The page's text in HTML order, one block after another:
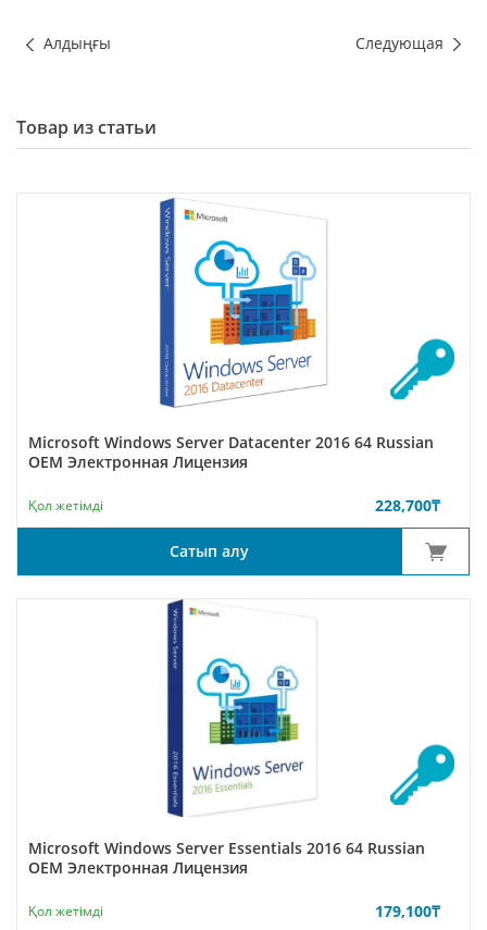
Алдыңғы Следующая
Товар из статьи
Microsoft Windows Server Datacenter 2016 64 Russian
ОЕМ Электронная Лицензия
Қол жетімді 228,700₸
Сатып алу
Microsoft Windows Server Essentials 2016 64 Russian
ОЕМ Электронная Лицензия
Қол жетімді 179,100₸